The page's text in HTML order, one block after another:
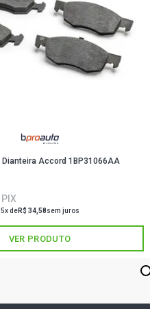
Dianteira Accord 1BP31066AA
deR$ 34,58sem juros
VER PRODUTO
1